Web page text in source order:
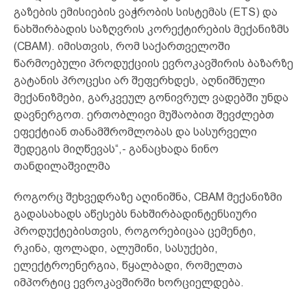
გაზების ემისიების ვაჭრობის სისტემას (ETS) და
ნახშირბადის საზღვრის კორექტირების მექანიზმს
(CBAM). იმისთვის, რომ საქართველოში
წარმოებული პროდუქციის ევროკავშირის ბაზარზე
გატანის პროცესი არ შეფერხდეს, აღნიშნული
მექანიზმები, გარკვეულ გონივრულ ვადებში უნდა
დავნერგოთ. ერთობლივი მუშაობით შევძლებთ
ეფექტიან თანამშრომლობას და სასურველი
შედეგის მიღწევას“,- განაცხადა ნინო
თანდილაშვილმა
როგორც შეხვედრაზე აღინიშნა, CBAM მექანიზმი
გადასახადს აწესებს ნახშირბადინტენსიური
პროდუქტებისთვის, როგორებიცაა ცემენტი,
რკინა, ფოლადი, ალუმინი, სასუქები,
ელექტროენერგია, წყალბადი, რომელთა
იმპორტიც ევროკავშირში ხორციელდება.